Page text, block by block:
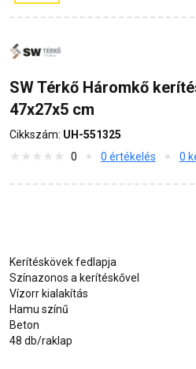
SW Térkő Háromkő
47x27x5 cm
Cikkszám: UH-551325
0
0 értékelés 0
Kerítéskövek fedlapja
Színazonos a kerítéskővel
Vízorr kialakítás
Hamu színű
Beton
48 db/raklap